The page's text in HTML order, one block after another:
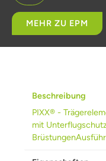
MEHR ZU EPM
Beschreibung
PIXX® -
mit